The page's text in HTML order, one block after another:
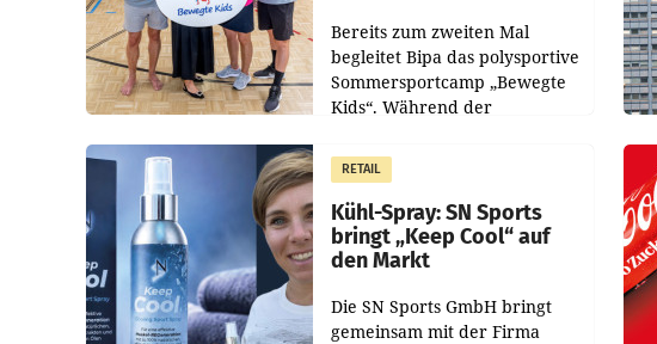
Bereits zum zweiten Mal
begleitet Bipa das polysportive
Sommersportcamp „Bewegte
Kids“. Während der
Juli und August versorgt das
Unternehmen Kinder sowie
RETAIL
Kühl-Spray: SN Sports
bringt „Keep Cool“ auf
den Markt
Die SN Sports GmbH bringt
gemeinsam mit der Firma